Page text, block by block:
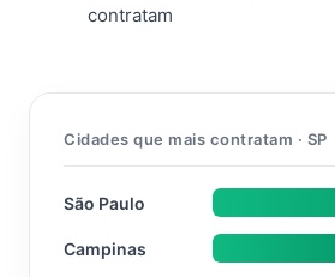
contratam
Cidades que mais contratam · SP
São Paulo
Campinas